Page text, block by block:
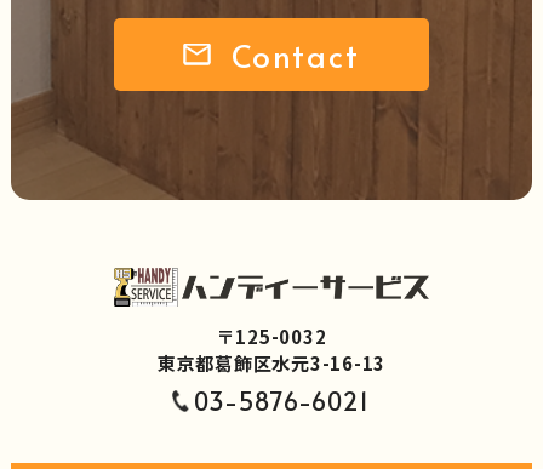
Contact
〒125-0032
東京都葛飾区水元3-16-13
03-5876-6021